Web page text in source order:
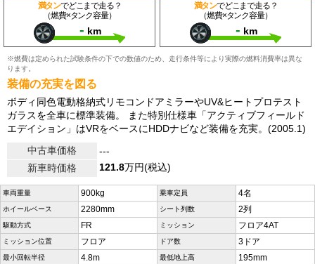
満タンでどこまで走る？
（燃費×タンク容量）
- km
満タンでどこまで走る？
（燃費×タンク容量）
- km
※燃費は定められた試験条件の下での数値のため、走行条件等により実際の燃料消費率は異な
ります。
装備の充実を図る
ボディ同色電動格納式リモコンドアミラーやUV&ヒートプロテスト
ガラスを全車に標準装備。 また特別仕様車「アクティブフィールド
エデイション」はVRをベースにHDDナビなど装備を充実。(2005.1)
中古車価格
---
新車時価格
121.8万円(税込)
車両重量 900kg 乗車定員 4名
ホイールベース 2280mm シート列数 2列
駆動方式 FR ミッション フロア4AT
ミッション位置 フロア ドア数 3ドア
最小回転半径 4.8m 最低地上高 195mm